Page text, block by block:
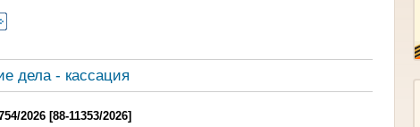
дела - кассация
2026 [88-11353/2026]